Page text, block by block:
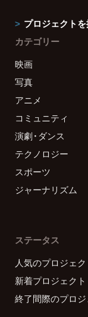
プロジェクト
カテゴリー
映画
写真
アニメ
コミュニティ
演劇・ダンス
テクノロジー
スポーツ
ジャーナリズム
ステータス
人気のプロジェク
新着プロジェクト
終了間際のプロジ